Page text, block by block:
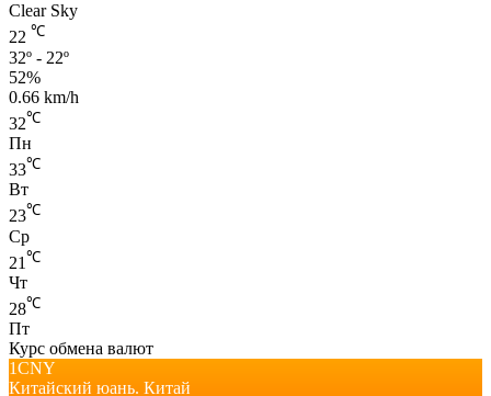
Clear Sky
22 ℃
32º - 22º
52%
0.66 km/h
32℃
Пн
33℃
Вт
23℃
Ср
21 ℃
Чт
28℃
Пт
Курс обмена валют
1CNY
Китайский юань. Китай